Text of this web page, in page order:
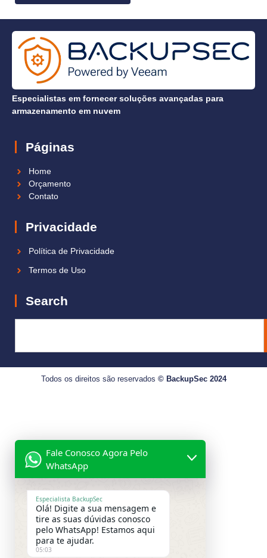
Especialistas em fornecer soluções avançadas para
armazenamento em nuvem
Páginas
Home
Orçamento
Contato
Privacidade
Política de Privacidade
Termos de Uso
Search
Todos os direitos são reservados © BackupSec 2024
Fale Conosco Agora Pelo
WhatsApp
Especialista BackupSec
Olá! Digite a sua mensagem e
tire as suas dúvidas conosco
pelo WhatsApp! Estamos aqui
para te ajudar.
05:03